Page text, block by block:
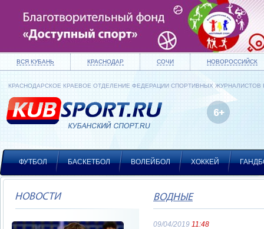
ВСЯ КУБАНЬ КРАСНОДАР СОЧИ НОВОРОССИЙСК
КРАСНОДАРСКОЕ КРАЕВОЕ ОТДЕЛЕНИЕ ФЕДЕРАЦИИ СПОРТИВНЫХ ЖУРНАЛИСТОВ
ФУТБОЛ БАСКЕТБОЛ ВОЛЕЙБОЛ ХОККЕЙ
НОВОСТИ ВОДНЫЕ
09/04/2019 11:48